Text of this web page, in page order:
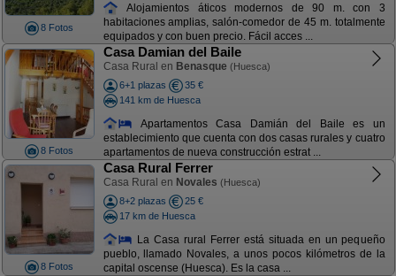
8 Fotos
Alojamientos áticos modernos de 90 m. con 3
habitaciones amplias, salón-comedor de 45 m. totalmente
equipados y con buen precio. Fácil acces ...
8 Fotos
Casa Damian del Baile
Casa Rural en Benasque (Huesca)
6+1 plazas
35 €
141 km de Huesca
Apartamentos Casa Damián del Baile es un
establecimiento que cuenta con dos casas rurales y cuatro
apartamentos de nueva construcción estrat ...
8 Fotos
Casa Rural Ferrer
Casa Rural en Novales (Huesca)
8+2 plazas
25 €
17 km de Huesca
La Casa rural Ferrer está situada en un pequeño
pueblo, llamado Novales, a unos pocos kilómetros de la
capital oscense (Huesca). Es la casa ...